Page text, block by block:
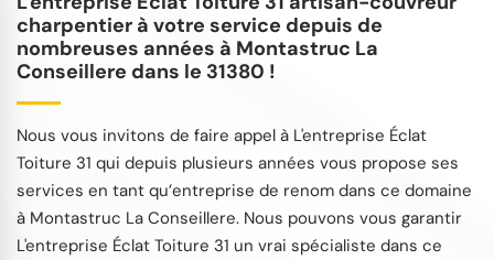
charpentier à votre service depuis de
nombreuses années à Montastruc La
Conseillere dans le 31380 !
Nous vous invitons de faire appel à L'entreprise Éclat
Toiture 31 qui depuis plusieurs années vous propose ses
services en tant qu’entreprise de renom dans ce domaine
à Montastruc La Conseillere. Nous pouvons vous garantir
L'entreprise Éclat Toiture 31 un vrai spécialiste dans ce